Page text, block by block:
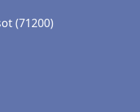
(71200)